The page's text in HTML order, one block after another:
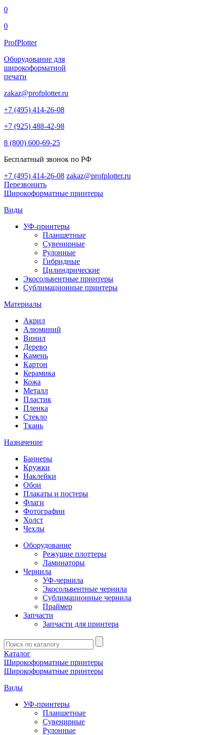
0
0
ProfPlotter
Оборудование для
широкоформатной
печати
zakaz@profplotter.ru
+7 (495) 414-26-08
+7 (925) 488-42-98
8 (800) 600-69-25
Бесплатный звонок по РФ
+7 (495) 414-26-08 zakaz@profplotter.ru
Перезвонить
Широкоформатные принтеры
Виды
УФ-принтеры
Планшетные
Сувенирные
Рулонные
Гибридные
Цилиндрические
Экосольвентные принтеры
Сублимационные принтеры
Материалы
Акрил
Алюминий
Винил
Дерево
Камень
Картон
Керамика
Кожа
Металл
Пластик
Пленка
Стекло
Ткань
Назначение
Баннеры
Кружки
Наклейки
Обои
Плакаты и постеры
Флаги
Фотографии
Холст
Чехлы
Оборудование
Режущие плоттеры
Ламинаторы
Чернила
УФ-чернила
Экосольвентные чернила
Сублимационные чернила
Праймер
Запчасти
Запчасти для принтера
Введите
запрос
Каталог
Широкоформатные принтеры
Широкоформатные принтеры
Виды
УФ-принтеры
Планшетные
Сувенирные
Рулонные